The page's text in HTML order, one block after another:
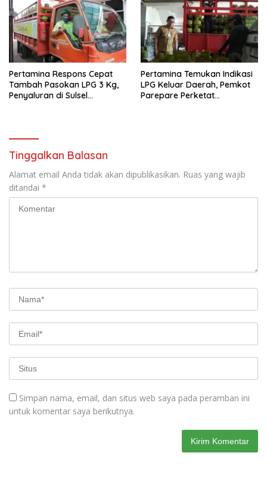
Pertamina Respons Cepat
Tambah Pasokan LPG 3 Kg,
Penyaluran di Sulsel
Pertamina Temukan Indikasi
LPG Keluar Daerah, Pemkot
Parepare Perketat
Tinggalkan Balasan
Alamat email Anda tidak akan dipublikasikan. Ruas yang wajib
ditandai *
Simpan nama, email, dan situs web saya pada peramban ini
untuk komentar saya berikutnya.